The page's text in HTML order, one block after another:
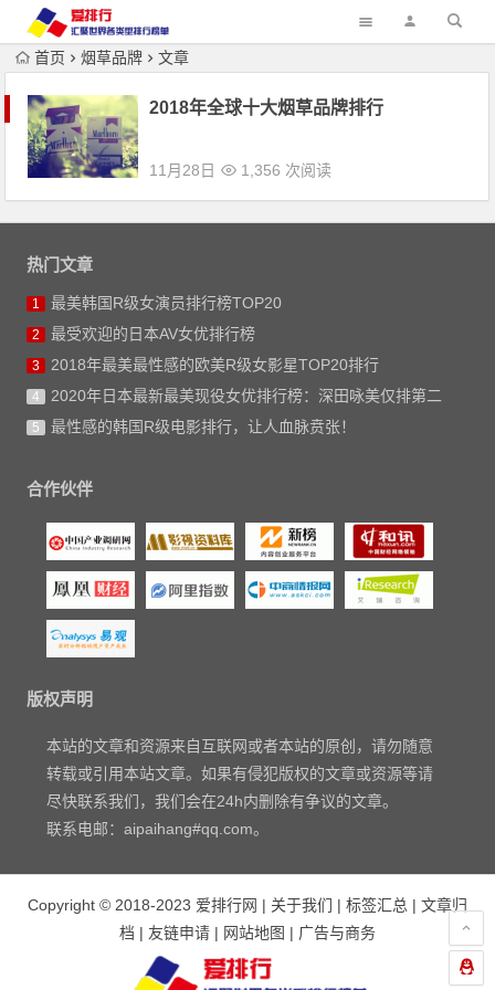
首页 烟草品牌 文章
2018年全球十大烟草品牌排行
11月28日 1,356 次阅读
热门文章
1 最美韩国R级女演员排行榜TOP20
2 最受欢迎的日本AV女优排行榜
3 2018年最美最性感的欧美R级女影星TOP20排行
4 2020年日本最新最美现役女优排行榜：深田咏美仅排第二
5 最性感的韩国R级电影排行，让人血脉贲张！
合作伙伴
版权声明
本站的文章和资源来自互联网或者本站的原创，请勿随意
转载或引用本站文章。如果有侵犯版权的文章或资源等请
尽快联系我们，我们会在24h内删除有争议的文章。
联系电邮：aipaihang#qq.com。
Copyright © 2018-2023 爱排行网 | 关于我们 | 标签汇总 | 文章归
档 | 友链申请 | 网站地图 | 广告与商务